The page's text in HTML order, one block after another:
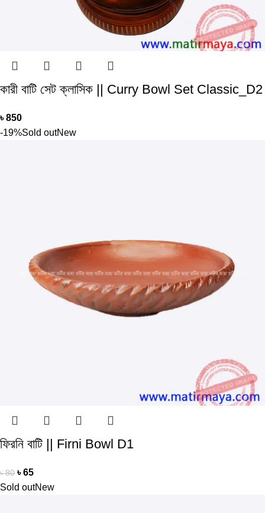
কারী বাটি সেট ক্লাসিক || Curry Bowl Set Classic_D2
৳850
-19%Sold outNew
ফিরনি বাটি || Firni Bowl D1
৳80 ৳65
Sold outNew